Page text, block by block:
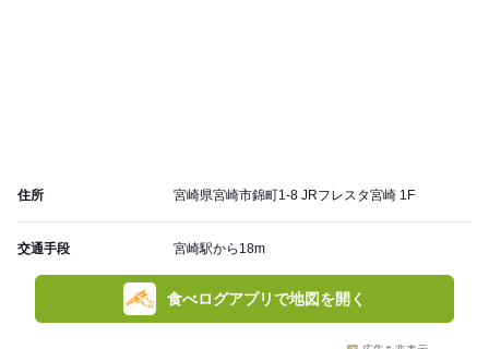
住所 宮崎県宮崎市錦町1-8 JRフレスタ宮崎 1F
交通手段 宮崎駅から18m
食べログアプリで地図を開く